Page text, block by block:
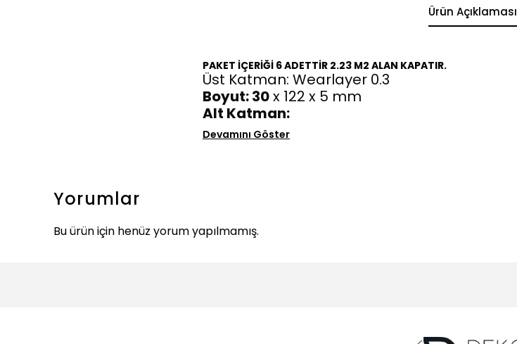
Ürün Açıklaması
PAKET İÇERİĞİ 6 ADETTİR 2.23 M2 ALAN KAPATIR.
Üst Katman: Wearlayer 0.3
Boyut: 30x 122 x 5 mm
Alt Katman:
Devamını Göster
Yorumlar
Bu ürün için henüz yorum yapılmamış.